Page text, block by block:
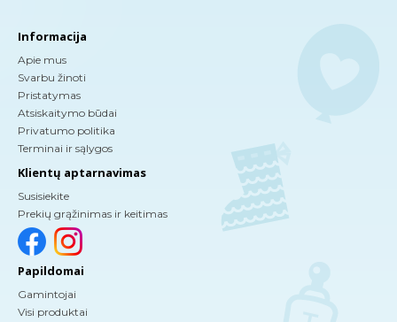
Informacija
Apie mus
Svarbu žinoti
Pristatymas
Atsiskaitymo būdai
Privatumo politika
Terminai ir sąlygos
Klientų aptarnavimas
Susisiekite
Prekių grąžinimas ir keitimas
Papildomai
Gamintojai
Visi produktai